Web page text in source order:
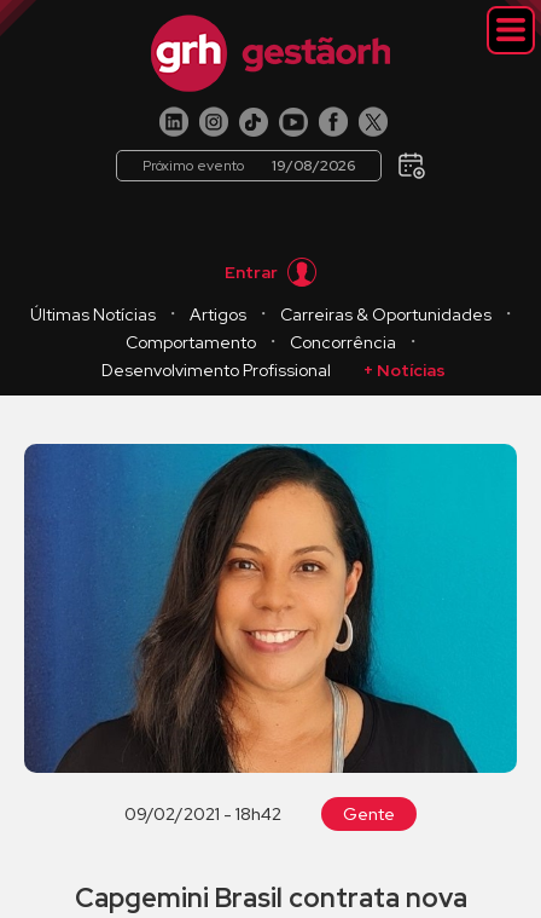
Próximo evento 19/08/2026
Entrar
Últimas Notícias
・ Artigos ・ Carreiras & Oportunidades
・
Comportamento
・ Concorrência
・
Desenvolvimento Profissional
+ Notícias
09/02/2021 - 18h42 Gente
Capgemini Brasil contrata nova